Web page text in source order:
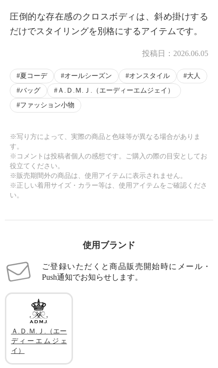
圧倒的な存在感のクロスボディは、斜め掛けする
だけでスタイリングを別格にするアイテムです。
投稿日： 2026.06.05
夏コーデ オールシーズン オンスタイル
大人
バッグ
Ａ.Ｄ.Ｍ.Ｊ.（エーディーエムジェイ）
ファッション小物
※写り方によって、実際の商品と色味等が異なる場合がありま
す。
※コメントは投稿者個人の感想です。ご購入の際の目安としてお
役立てください。
※販売期間外の商品は、使用アイテムに表示されません。
※正しい着用サイズ・カラー等は、使用アイテムをご確認くださ
い。
使用ブランド
ご登録いただくと商品販売開始時にメール・
Push通知でお知らせします。
Ａ.Ｄ.Ｍ.Ｊ.（エー
ディーエムジェ
イ）